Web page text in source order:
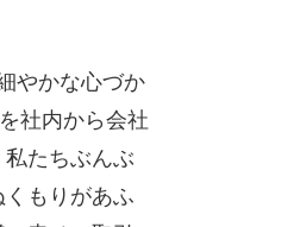
やかな心づか
社内から会社
たちぶんぶ
もりがあふ